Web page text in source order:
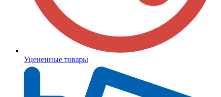
Уцененные товары